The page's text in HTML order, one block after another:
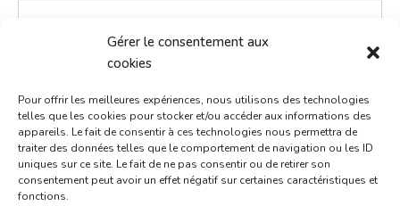
Gérer le consentement aux
cookies
Pour offrir les meilleures expériences, nous utilisons des technologies
telles que les cookies pour stocker et/ou accéder aux informations des
appareils. Le fait de consentir à ces technologies nous permettra de
traiter des données telles que le comportement de navigation ou les ID
uniques sur ce site. Le fait de ne pas consentir ou de retirer son
consentement peut avoir un effet négatif sur certaines caractéristiques et
fonctions.